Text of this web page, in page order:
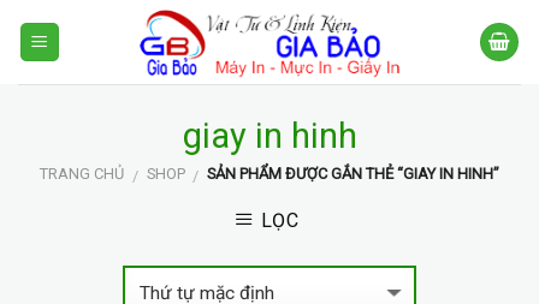
giay in hinh
TRANG CHỦ / SHOP / SẢN PHẨM ĐƯỢC GẮN THẺ “GIAY IN HINH”
LỌC